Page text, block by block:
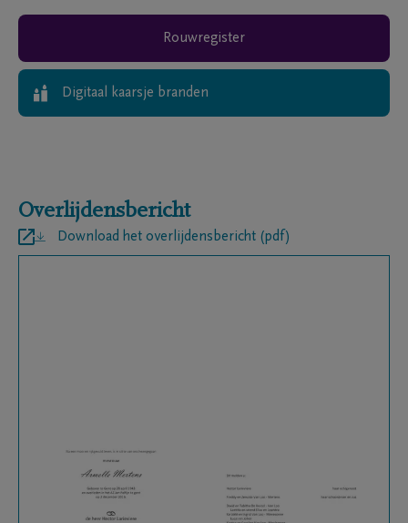
Rouwregister
Digitaal kaarsje branden
Overlijdensbericht
Download het overlijdensbericht (pdf)